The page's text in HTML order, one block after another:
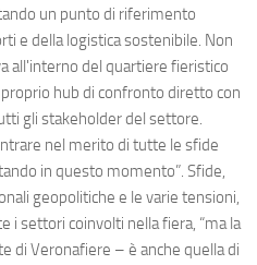
un punto di riferimento
e della logistica sostenibile. Non
all'interno del quartiere fieristico
hub di confronto diretto con
gli stakeholder del settore.
nel merito di tutte le sfide
in questo momento”. Sfide,
geopolitiche e le varie tensioni,
i settori coinvolti nella fiera, “ma la
di Veronafiere – è anche quella di